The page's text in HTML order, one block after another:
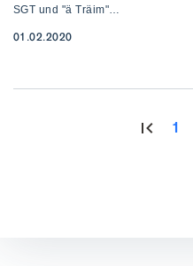
SGT und "ä Träim"…
01.02.2020
1